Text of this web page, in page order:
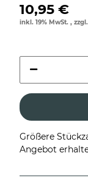
10,95 €
inkl. 19% MwSt. , zzgl.
Größere
Angebot